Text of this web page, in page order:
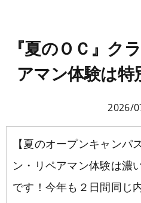
在校生の声
スタッフ紹介
学校概要
メッセージ ESPヒスト
学科コース
新着情報
スタッフ紹介
『夏のＯＣ』ク
アマン体験は特
2026/
【夏のオープンキャンパ
ン・リペアマン体験は濃
です！今年も２日間同じ